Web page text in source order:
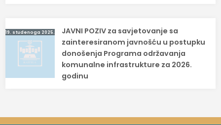
19. studenoga 2025.
JAVNI POZIV za savjetovanje sa
zainteresiranom javnošću u postupku
donošenja Programa održavanja
komunalne infrastrukture za 2026.
godinu